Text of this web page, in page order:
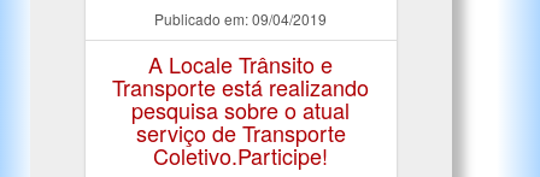
Publicado em: 09/04/2019
A Locale Trânsito e
Transporte está realizando
pesquisa sobre o atual
serviço de Transporte
Coletivo.Participe!